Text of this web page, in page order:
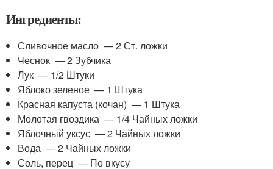
Ингредиенты:
Сливочное масло — 2 Ст. ложки
Чеснок — 2 Зубчика
Лук — 1/2 Штуки
Яблоко зеленое — 1 Штука
Красная капуста (кочан) — 1 Штука
Молотая гвоздика — 1/4 Чайных ложки
Яблочный уксус — 2 Чайных ложки
Вода — 2 Чайных ложки
Соль, перец — По вкусу